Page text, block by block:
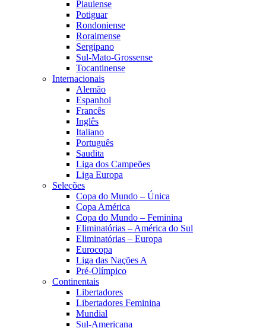
Piauiense
Potiguar
Rondoniense
Roraimense
Sergipano
Sul-Mato-Grossense
Tocantinense
Internacionais
Alemão
Espanhol
Francês
Inglês
Italiano
Português
Saudita
Liga dos Campeões
Liga Europa
Seleções
Copa do Mundo – Única
Copa América
Copa do Mundo – Feminina
Eliminatórias – América do Sul
Eliminatórias – Europa
Eurocopa
Liga das Nações A
Pré-Olímpico
Continentais
Libertadores
Libertadores Feminina
Mundial
Sul-Americana